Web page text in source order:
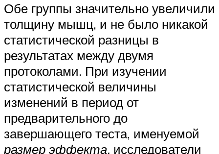
Обе группы значительно увеличили
толщину мышц, и не было никакой
статистической разницы в
результатах между двумя
протоколами. При изучении
статистической величины
изменений в период от
предварительного до
завершающего теста, именуемой
размер эффекта, исследователи